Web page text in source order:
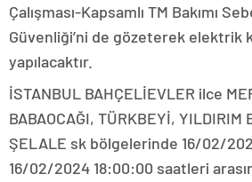
Çalışması-Kapsamlı TM Bakımı
Güvenliği’ni de gözeterek elektrik
yapılacaktır.
İSTANBUL BAHÇELİEVLER ilce
BABAOCAĞI, TÜRKBEYİ, YILDIRIM
ŞELALE sk bölgelerinde 16/02/
16/02/2024 18:00:00 saatleri